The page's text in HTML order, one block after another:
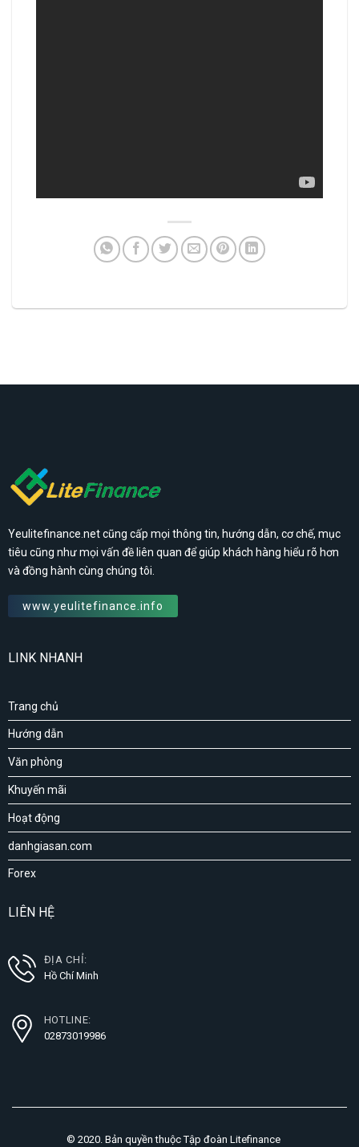
Yeulitefinance.net cũng cấp mọi thông tin, hướng dẫn, cơ chế, mục
tiêu cũng như mọi vấn đề liên quan để giúp khách hàng hiểu rõ hơn
và đồng hành cùng chúng tôi.
www.yeulitefinance.info
LINK NHANH
Trang chủ
Hướng dẫn
Văn phòng
Khuyến mãi
Hoạt động
danhgiasan.com
Forex
LIÊN HỆ
ĐỊA CHỈ:
Hồ Chí Minh
HOTLINE:
02873019986
© 2020. Bản quyền thuộc Tập đoàn Litefinance